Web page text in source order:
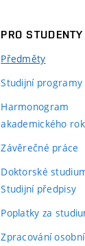
PRO STUDENTY
Předměty
Studijní programy
Harmonogram
akademického
Závěrečné práce
Doktorské
Studijní předpisy
Poplatky za
Zpracování